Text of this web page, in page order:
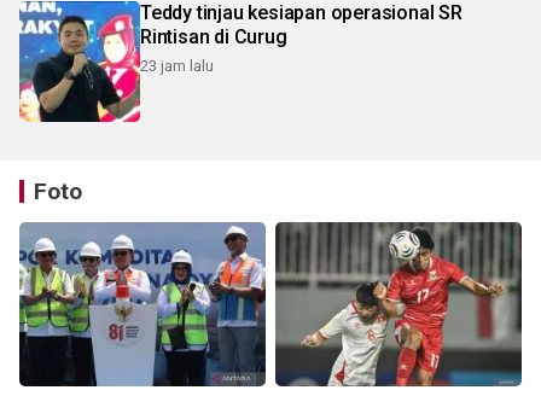
Teddy tinjau kesiapan operasional SR
Rintisan di Curug
23 jam lalu
Foto